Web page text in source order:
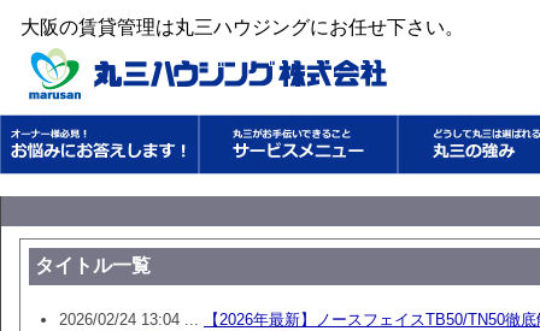
大阪の賃貸管理は丸三ハウジングにお任せ下さい。
タイトル一覧
2026/02/24 13:04 ...
【2026年最新】ノースフェイスTB50/TN50徹